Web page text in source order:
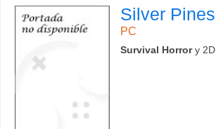
Silver Pines
PC
Survival Horrory 2D